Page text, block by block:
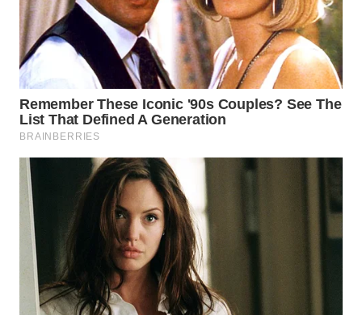
WN
KARAWANG
BEKASI
WN
DEPOK
TAPANULI
UTARA